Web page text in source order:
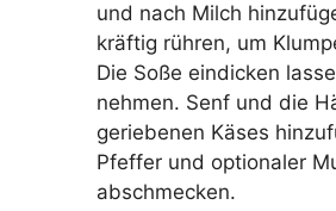
und nach Milch
kräftig rühren, um
Die Soße eindicken
nehmen. Senf und die
geriebenen Käses
Pfeffer und optionaler
abschmecken.